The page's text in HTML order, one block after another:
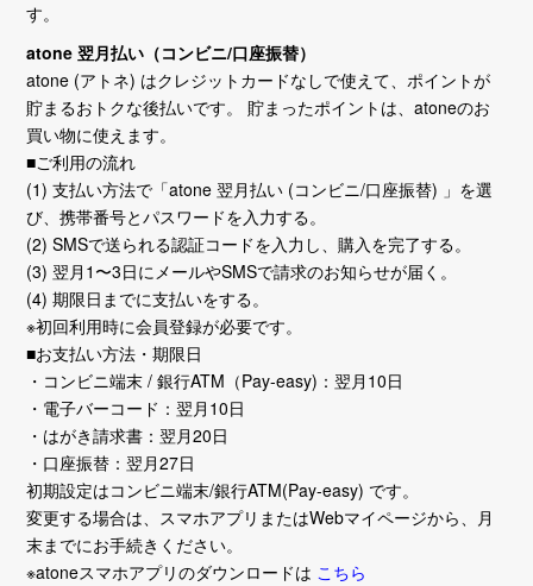
す。
atone 翌月払い（コンビニ/口座振替）
atone (アトネ) はクレジットカードなしで使えて、ポイントが
貯まるおトクな後払いです。 貯まったポイントは、atoneのお
買い物に使えます。
■ご利用の流れ
(1) 支払い方法で「atone 翌月払い (コンビニ/口座振替) 」を選
び、携帯番号とパスワードを入力する。
(2) SMSで送られる認証コードを入力し、購入を完了する。
(3) 翌月1〜3日にメールやSMSで請求のお知らせが届く。
(4) 期限日までに支払いをする。
※初回利用時に会員登録が必要です。
■お支払い方法・期限日
・コンビニ端末 / 銀行ATM（Pay-easy)：翌月10日
・電子バーコード：翌月10日
・はがき請求書：翌月20日
・口座振替：翌月27日
初期設定はコンビニ端末/銀行ATM(Pay-easy) です。
変更する場合は、スマホアプリまたはWebマイページから、月
末までにお手続きください。
※atoneスマホアプリのダウンロードは こちら